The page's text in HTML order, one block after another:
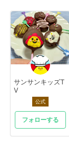
サンサンキッズT
V
公式
フォローする